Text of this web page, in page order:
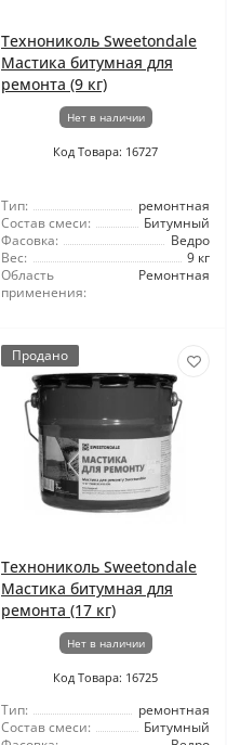
Технониколь Sweetondale
Мастика битумная для
ремонта (9 кг)
Нет в наличии
Код Товара: 16727
Тип:
ремонтная
Состав смеси:
Битумный
Фасовка:
Ведро
Вес:
9 кг
Область
применения:
Ремонтная
Продано
Технониколь Sweetondale
Мастика битумная для
ремонта (17 кг)
Нет в наличии
Код Товара: 16725
Тип:
ремонтная
Состав смеси:
Битумный